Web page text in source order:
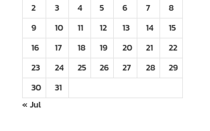
2
3 4 5 6 7
8
9
10 11 12 13 14
15
16
17 18 19 20 21
22
23
24 25 26 27 28
29
30
31
« Jul